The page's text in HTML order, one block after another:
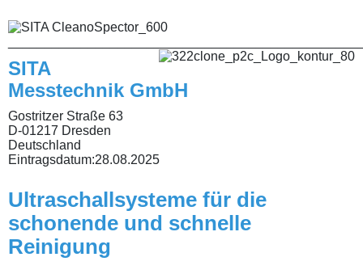
SITA
Messtechnik GmbH
Gostritzer Straße 63
D-01217 Dresden
Deutschland
Eintragsdatum:28.08.2025
Ultraschallsysteme für die
schonende und schnelle
Reinigung